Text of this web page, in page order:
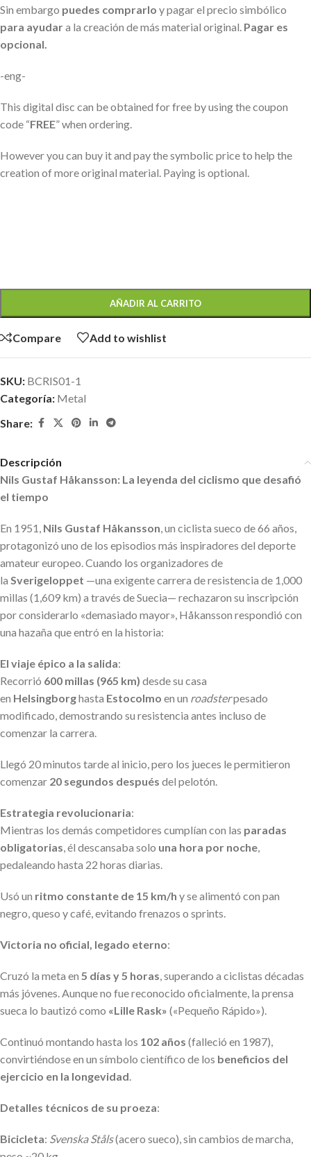
Sin embargo puedes comprarlo y pagar el precio simbólico
para ayudara la creación de más material original. Pagar es
opcional.
-eng-
This digital disc can be obtained for free by using the coupon
code “FREE” when ordering.
However you can buy it and pay the symbolic price to help the
creation of more original material. Paying is optional.
AÑADIR AL CARRITO
Compare Add to wishlist
SKU: BCRIS01-1
Categoría: Metal
Share:
Descripción
Nils Gustaf Håkansson: La leyenda del ciclismo que desafió
el tiempo
En 1951, Nils Gustaf Håkansson, un ciclista sueco de 66 años,
protagonizó uno de los episodios más inspiradores del deporte
amateur europeo. Cuando los organizadores de
la Sverigeloppet —una exigente carrera de resistencia de 1,000
millas (1,609 km) a través de Suecia— rechazaron su inscripción
por considerarlo «demasiado mayor», Håkansson respondió con
una hazaña que entró en la historia:
El viaje épico a la salida:
Recorrió 600 millas (965 km) desde su casa
en Helsingborghasta Estocolmo en un roadsterpesado
modificado, demostrando su resistencia antes incluso de
comenzar la carrera.
Llegó 20 minutos tarde al inicio, pero los jueces le permitieron
comenzar 20 segundos después del pelotón.
Estrategia revolucionaria:
Mientras los demás competidores cumplían con las paradas
obligatorias, él descansaba solo una hora por noche,
pedaleando hasta 22 horas diarias.
Usó un ritmo constante de 15 km/h y se alimentó con pan
negro, queso y café, evitando frenazos o sprints.
Victoria no oficial, legado eterno:
Cruzó la meta en 5 días y 5 horas, superando a ciclistas décadas
más jóvenes. Aunque no fue reconocido oficialmente, la prensa
sueca lo bautizó como «Lille Rask» («Pequeño Rápido»).
Continuó montando hasta los 102 años (falleció en 1987),
convirtiéndose en un símbolo científico de los beneficios del
ejercicio en la longevidad.
Detalles técnicos de su proeza:
Bicicleta: Svenska Ståls(acero sueco), sin cambios de marcha,